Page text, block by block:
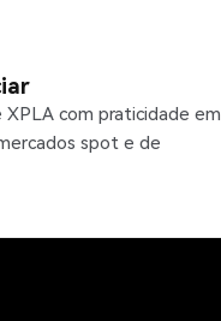
XPLA com praticidade em
spot e de